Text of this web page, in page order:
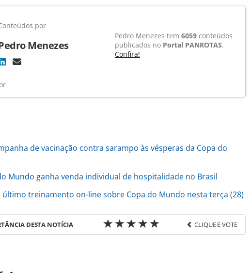
por
Menezes
Pedro Menezes tem 6059 conteúdos
publicados no Portal PANROTAS.
Confira!
de vacinação contra sarampo às vésperas da Copa do
Mundo ganha venda individual de hospitalidade no Brasil
último treinamento on-line sobre Copa do Mundo nesta terça (28)
DESTA NOTÍCIA CLIQUE E VOTE